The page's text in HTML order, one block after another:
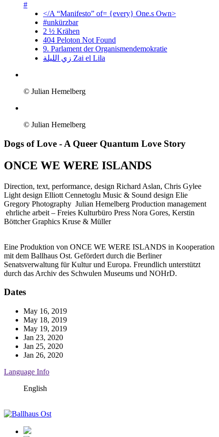
#
</A “Manifesto” of= {every} One.s Own>
#unkürzbar
2 ½ Krähen
404 Peloton Not Found
9. Parlament der Organismendemokratie
زي‌ اللیلة Zai el Lila
© Julian Hemelberg
© Julian Hemelberg
Dogs of Love - A Queer Quantum Love Story
ONCE WE WERE ISLANDS
Direction, text, performance, design Richard Aslan, Chris Gylee
Light design Elliott Cennetoglu Music & Sound design Elie
Gregory Photography Julian Hemelberg Production management
ehrliche arbeit – Freies Kulturbüro Press Nora Gores, Kerstin
BöttcherGraphics Kruse & Müller
Eine Produktion von ONCE WE WERE ISLANDS in Kooperation
mit dem Ballhaus Ost. Gefördert durch die Berliner
Senatsverwaltung für Kultur und Europa. Freundlich unterstützt
durch das Archiv des Schwulen Museums und NOHrD.
Dates
May 16, 2019
May 18, 2019
May 19, 2019
Jan 23, 2020
Jan 25, 2020
Jan 26, 2020
Language Info
English